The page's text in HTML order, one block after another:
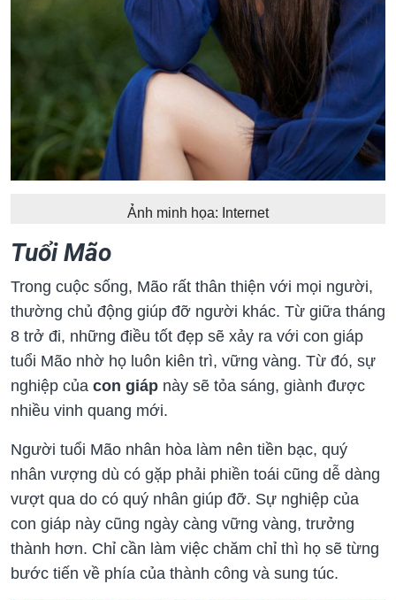
Ảnh minh họa: Internet
Tuổi Mão
Trong cuộc sống, Mão rất thân thiện với mọi người,
thường chủ động giúp đỡ người khác. Từ giữa tháng
8 trở đi, những điều tốt đẹp sẽ xảy ra với con giáp
tuổi Mão nhờ họ luôn kiên trì, vững vàng. Từ đó, sự
nghiệp của con giáp này sẽ tỏa sáng, giành được
nhiều vinh quang mới.
Người tuổi Mão nhân hòa làm nên tiền bạc, quý
nhân vượng dù có gặp phải phiền toái cũng dễ dàng
vượt qua do có quý nhân giúp đỡ. Sự nghiệp của
con giáp này cũng ngày càng vững vàng, trưởng
thành hơn. Chỉ cần làm việc chăm chỉ thì họ sẽ từng
bước tiến về phía của thành công và sung túc.